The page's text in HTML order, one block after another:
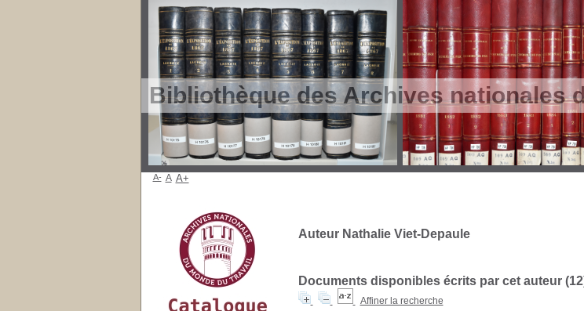
Bibliothèque des Archives nationales
Auteur Nathalie Viet-Depaule
Documents disponibles écrits par cet auteur (12
Affiner la recherche
A- A A+